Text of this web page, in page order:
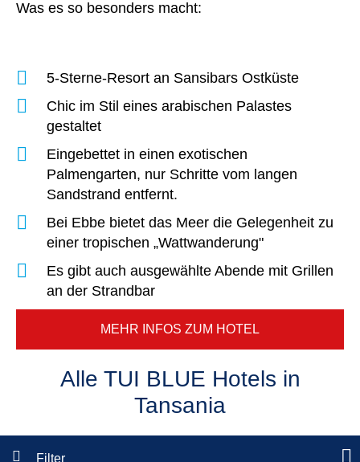
Was es so besonders macht:
5-Sterne-Resort an Sansibars Ostküste
Chic im Stil eines arabischen Palastes
gestaltet
Eingebettet in einen exotischen
Palmengarten, nur Schritte vom langen
Sandstrand entfernt.
Bei Ebbe bietet das Meer die Gelegenheit zu
einer tropischen „Wattwanderung"
Es gibt auch ausgewählte Abende mit Grillen
an der Strandbar
MEHR INFOS ZUM HOTEL
Alle TUI BLUE Hotels in
Tansania
Filter